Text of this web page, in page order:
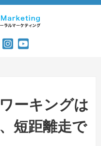
ーキングは
短距離走で